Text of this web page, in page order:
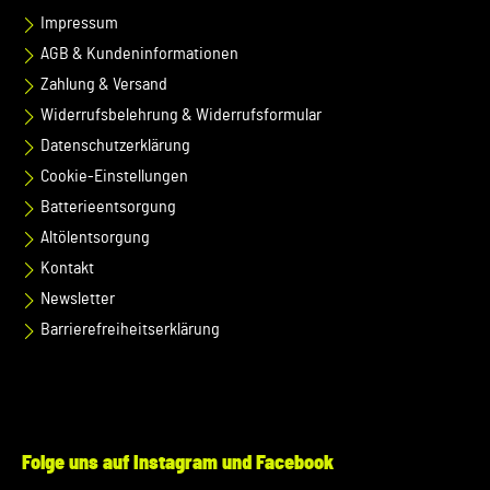
Impressum
AGB & Kundeninformationen
Zahlung & Versand
Widerrufsbelehrung & Widerrufsformular
Datenschutzerklärung
Cookie-Einstellungen
Batterieentsorgung
Altölentsorgung
Kontakt
Newsletter
Barrierefreiheitserklärung
Folge uns auf Instagram und Facebook